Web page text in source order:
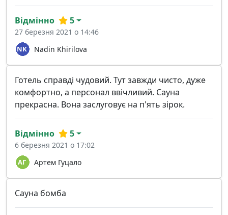
Nadin Khirilova
Відмінно 5
27 березня 2021 о 14:46
Готель справді чудовий. Тут завжди чисто, дуже
комфортно, а персонал ввічливий. Сауна
прекрасна. Вона заслуговує на п'ять зірок.
Артем Гуцало
Відмінно 5
6 березня 2021 о 17:02
Сауна бомба